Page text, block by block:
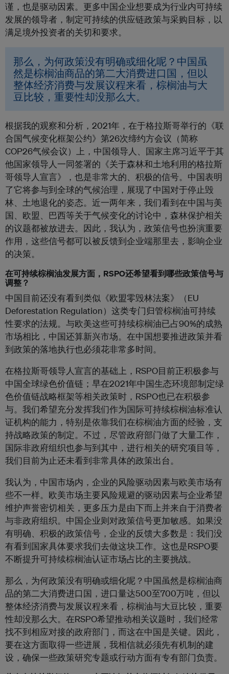
谨，也是驱动因素。更多中国企业想要成为行业内可持续
发展的领导者，制定可持续的供应链政策与采购目标，以
满足境外投资者的关切和要求。
那么，为何政策没有明确或细化呢？中国虽
然是棕榈油商品的第二大消费进口国，但以
整体经济消费与发展议程来看，棕榈油与大
豆比较，重要性却没那么大。
根据我的观察和分析，2021年，在于格拉斯哥举行的《联
合国气候变化框架公约》第26次缔约方会议（简称
COP26气候会议）上，中国领导人、国家主席习近平于其
他国家领导人一同签署的 《关于森林和土地利用的格拉斯
哥领导人宣言》，也是非常大的、积极的信号。中国表明
了它将参与到全球的气候治理，展现了中国对于停止毁
林、土地退化的姿态。近一两年来，我们看到在中国与美
国、欧盟、巴西等关于气候变化的讨论中，森林保护相关
的议题都被放进去。因此，我认为，政策信号也扮演重要
作用，这些信号都可以被反馈到企业端那里去，影响企业
的决策。
在可持续棕榈油发展方面，RSPO还希望看到哪些政策信号与
调整？
中国目前还没有看到类似《欧盟零毁林法案》（EU
Deforestation Regulation）这类专门归管棕榈油可持续
性要求的法规。与欧美这些可持续棕榈油已占90%的成熟
市场相比，中国还算新兴市场。在中国想要推进政策并看
到政策的落地执行也必须花非常多时间。
在格拉斯哥领导人宣言的基础上，RSPO目前正积极参与
中国全球绿色价值链；早在2021年中国生态环境部制定绿
色价值链战略框架等相关政策时，RSPO也已在积极参
与。我们希望充分发挥我们作为国际可持续棕榈油标准认
证机构的能力，特别是依靠我们在棕榈油方面的经验，支
持战略政策的制定。不过，尽管政府部门做了大量工作，
国际非政府组织也参与到其中，进行相关的研究项目等，
我们目前为止还未看到非常具体的政策出台。
我认为，中国市场内，企业的风险驱动因素与欧美市场有
些不一样。欧美市场主要风险规避的驱动因素与企业希望
维护声誉密切相关，更多压力是由下而上并来自于消费者
与非政府组织。中国企业则对政策信号更加敏感。如果没
有明确、积极的政策信号，企业的反馈大多数是：我们没
有看到国家具体要求我们去做这块工作。这也是RSPO要
不断提升可持续棕榈油认证市场占比的主要挑战。
那么，为何政策没有明确或细化呢？中国虽然是棕榈油商
品的第二大消费进口国，进口量达500至700万吨，但以
整体经济消费与发展议程来看，棕榈油与大豆比较，重要
性却没那么大。在RSPO希望推动相关议题时，我们经常
找不到相应对接的政府部门，而这在中国是关键。因此，
要在这方面取得一些进展，我相信就必须先有机制的建
设，确保一些政策研究专题或行动方面有专有部门负责。